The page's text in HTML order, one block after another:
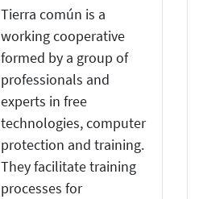
Tierra común is a
working cooperative
formed by a group of
professionals and
experts in free
technologies, computer
protection and training.
They facilitate training
processes for